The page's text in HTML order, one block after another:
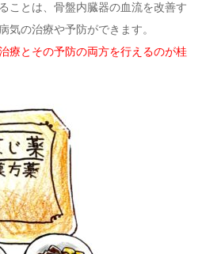
ことは、骨盤内臓器の血流を改善す
気の治療や予防ができます。
療とその予防の両方を行えるのが桂